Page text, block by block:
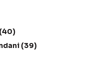
(40)
(39)